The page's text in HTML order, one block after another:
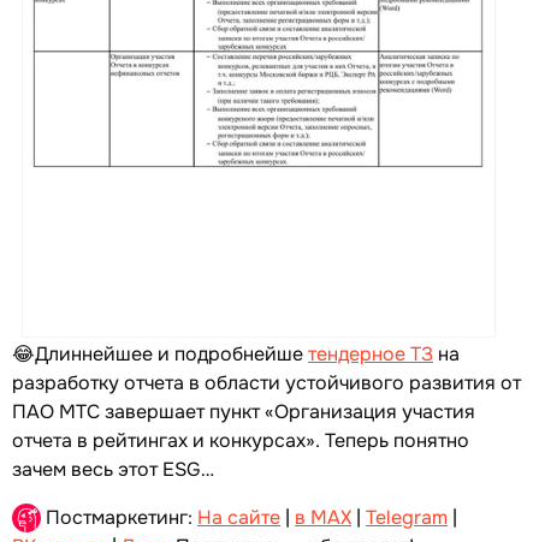
😂Длиннейшее и подробнейшетендерное ТЗ на
разработку отчета в области устойчивого развития от
ПАО МТС завершает пункт «Организация участия
отчета в рейтингах и конкурсах». Теперь понятно
зачем весь этот ESG…
Постмаркетинг: На сайте | в MAX | Telegram |